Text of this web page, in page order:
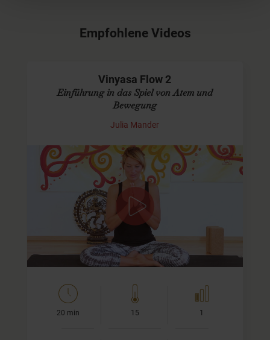
Empfohlene Videos
Vinyasa Flow 2
Einführung in das Spiel von Atem und
Bewegung
Julia Mander
Vinyasa Flow für Anfänger
Im zweiten Teil der Serie Vinyasa Flow für Anfänger legen
wir unser Augenmerk auf die Übergänge von einer Asana
(Yoga-Übung) zur nächsten, genannt
zeige…
20 min 15 1